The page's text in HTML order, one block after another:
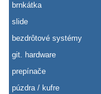
brnkátka
slide
bezdrôtové systémy
git. hardware
prepínače
púzdra / kufre